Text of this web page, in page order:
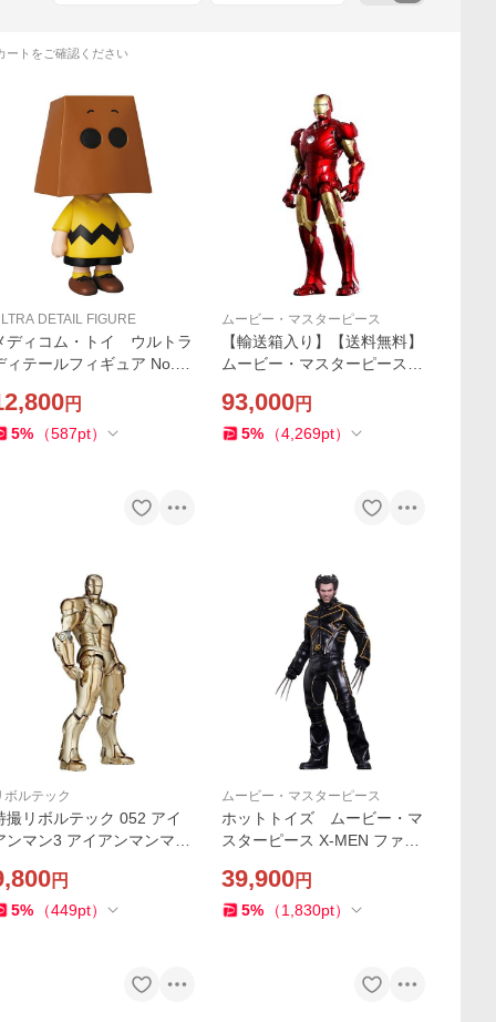
ートをご確認ください
DETAIL FIGURE
ディコム・トイ ウルトラ
ィテールフィギュア No.49
チャーリー・ブラウン（ス
ーピー.)
円
5% （587pt）
ムービー・マスターピース
【輸送箱入り】【送料無料】
ムービー・マスターピース D
ンマン・マーク3 ダイキャス
ト
93,000円
5% （4,269pt）
ボルテック
撮リボルテック 052 アイ
ンマン3 アイアンマンマー
ーベル
円
5% （449pt）
ムービー・マスターピース
ホットトイズ ムービー・マ
スターピース X-MEN ファイ
リン
39,900円
5% （1,830pt）